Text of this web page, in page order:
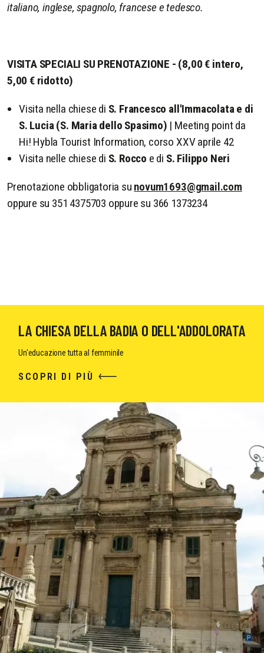
italiano, inglese, spagnolo, francese e tedesco.
VISITA SPECIALI SU PRENOTAZIONE - (8,00 € intero,
5,00 € ridotto)
Visita nella chiese di S. Francesco all'Immacolata e di
S. Lucia (S. Maria dello Spasimo) | Meeting point da
Hi! Hybla Tourist Information, corso XXV aprile 42
Visita nelle chiese di S. Rocco e di S. Filippo Neri
Prenotazione obbligatoria su novum1693@gmail.com
oppure su 351 4375703 oppure su 366 1373234
LA CHIESA DELLA BADIA O DELL'ADDOLORATA
Un'educazione tutta al femminile
SCOPRI DI PIÙ